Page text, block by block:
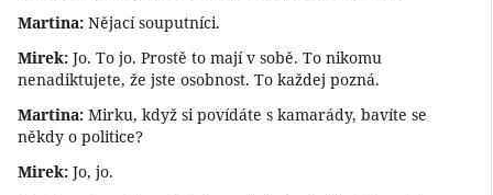
Martina: Nějací souputníci.
Mirek: Jo. To jo. Prostě to mají v sobě. To nikomu
nenadiktujete, že jste osobnost. To každej pozná.
Martina: Mirku, když si povídáte s kamarády, bavíte se
někdy o politice?
Mirek: Jo, jo.